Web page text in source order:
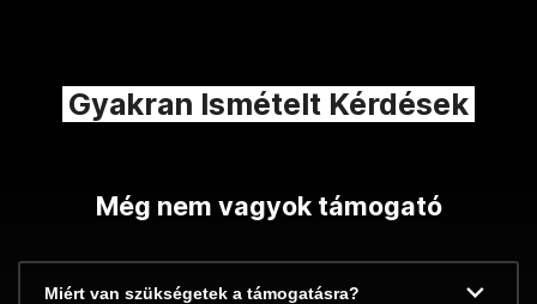
Gyakran Ismételt Kérdések
Még nem vagyok támogató
Miért van szükségetek a támogatásra?